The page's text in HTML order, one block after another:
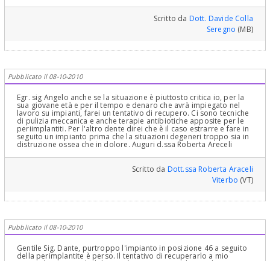
suo dentista di fiducia. Cordiali saluti.
Scritto da Dott. Davide Colla
Seregno (MB)
Pubblicato il 08-10-2010
Egr. sig Angelo anche se la situazione è piuttosto critica io, per la
sua giovane età e per il tempo e denaro che avrà impiegato nel
lavoro su impianti, farei un tentativo di recupero. Ci sono tecniche
di pulizia meccanica e anche terapie antibiotiche apposite per le
periimplantiti. Per l'altro dente direi che è il caso estrarre e fare in
seguito un impianto prima che la situazioni degeneri troppo sia in
distruzione ossea che in dolore. Auguri d.ssa Roberta Areceli
Scritto da Dott.ssa Roberta Araceli
Viterbo (VT)
Pubblicato il 08-10-2010
Gentile Sig. Dante, purtroppo l'impianto in posizione 46 a seguito
della perimplantite è perso. Il tentativo di recuperarlo a mio